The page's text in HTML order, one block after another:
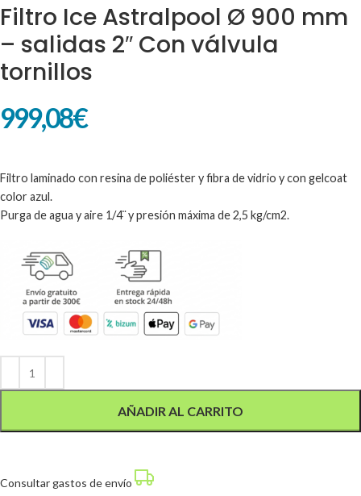
Filtro Ice Astralpool Ø 900 mm
– salidas 2″ Con válvula
tornillos
999,08€
Filtro laminado con resina de poliéster y fibra de vidrio y con gelcoat
color azul.
Purga de agua y aire 1/4¨ y presión máxima de 2,5 kg/cm2.
AÑADIR AL CARRITO
Consultar gastos de envío